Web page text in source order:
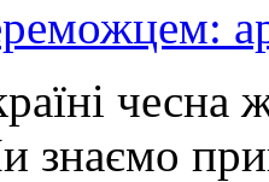
чесна
знаємо